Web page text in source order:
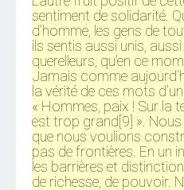
sentiment de solidarité.
d’homme, les gens de
ils sentis aussi unis,
querelleurs, qu’en ce
Jamais comme
la vérité de ces mots
« Hommes, paix ! Sur la
est trop grand[9] ».
que nous voulions
pas de frontières. En un
les barrières et
de richesse, de pouvoir.